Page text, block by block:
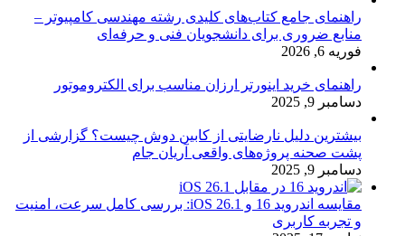
راهنمای جامع کتاب‌های کلیدی رشته مهندسی کامپیوتر –
منابع ضروری برای دانشجویان فنی و حرفه‌ای
فوریه 6, 2026
راهنمای خرید اینورتر ارزان مناسب برای الکتروموتور
دسامبر 9, 2025
بیشترین دلیل نارضایتی از کابین دوش چیست؟ گزارشی از
پشت صحنه پروژه‌های واقعی آریان جام
دسامبر 9, 2025
مقایسه اندروید 16 و iOS 26.1: بررسی کامل سرعت، امنیت
و تجربه کاربری